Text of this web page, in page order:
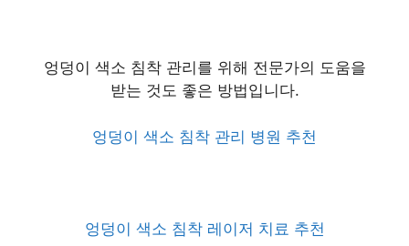
엉덩이 색소 침착 관리를 위해 전문가의 도움을
받는 것도 좋은 방법입니다.
엉덩이 색소 침착 관리 병원 추천
엉덩이 색소 침착 레이저 치료 추천